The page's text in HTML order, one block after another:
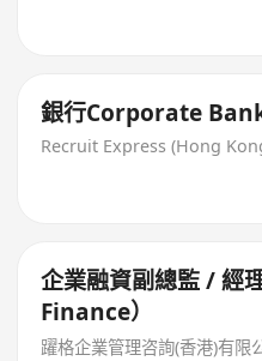
銀行Corporate
Recruit Express (Hong
企業融資副總監 / 經
Finance）
躍格企業管理咨詢(香港)有限